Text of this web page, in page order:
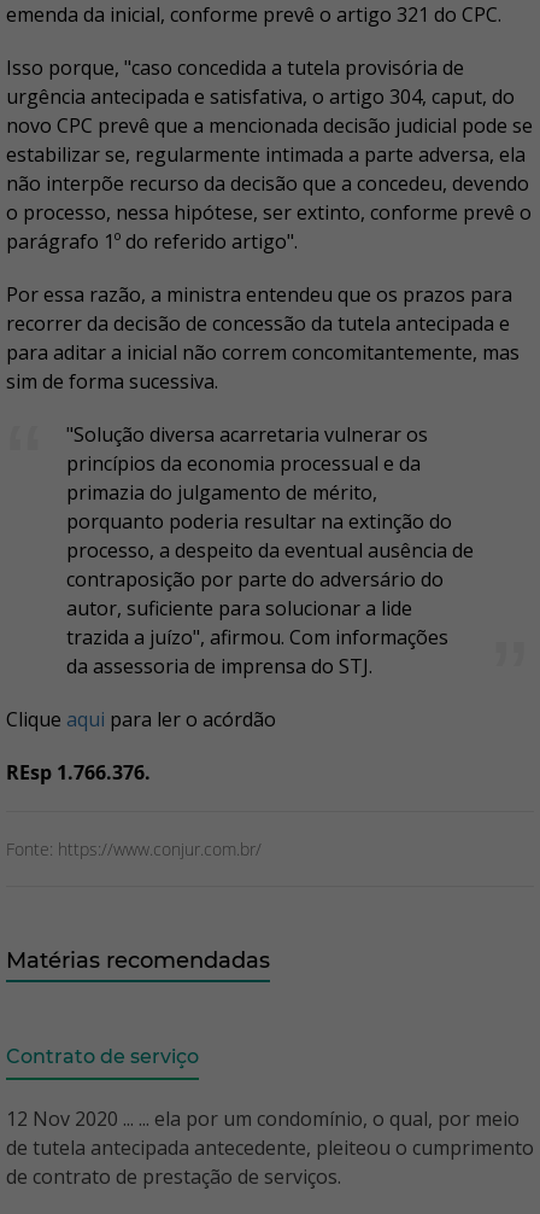
emenda da inicial, conforme prevê o artigo 321 do CPC.
Isso porque, "caso concedida a tutela provisória de
urgência antecipada e satisfativa, o artigo 304, caput, do
novo CPC prevê que a mencionada decisão judicial pode se
estabilizar se, regularmente intimada a parte adversa, ela
não interpõe recurso da decisão que a concedeu, devendo
o processo, nessa hipótese, ser extinto, conforme prevê o
parágrafo 1º do referido artigo".
Por essa razão, a ministra entendeu que os prazos para
recorrer da decisão de concessão da tutela antecipada e
para aditar a inicial não correm concomitantemente, mas
sim de forma sucessiva.
"Solução diversa acarretaria vulnerar os
princípios da economia processual e da
primazia do julgamento de mérito,
porquanto poderia resultar na extinção do
processo, a despeito da eventual ausência de
contraposição por parte do adversário do
autor, suficiente para solucionar a lide
trazida a juízo", afirmou. Com informações
da assessoria de imprensa do STJ.
Clique aqui para ler o acórdão
REsp 1.766.376.
Fonte: https://www.conjur.com.br/
Matérias recomendadas
Contrato de serviço
12 Nov 2020 ... ... ela por um condomínio, o qual, por meio
de tutela antecipada antecedente, pleiteou o cumprimento
de contrato de prestação de serviços.